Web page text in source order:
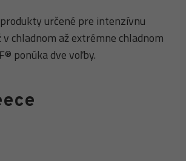
určené pre intenzívnu
chladnom až extrémne chladnom
ponúka dve voľby.